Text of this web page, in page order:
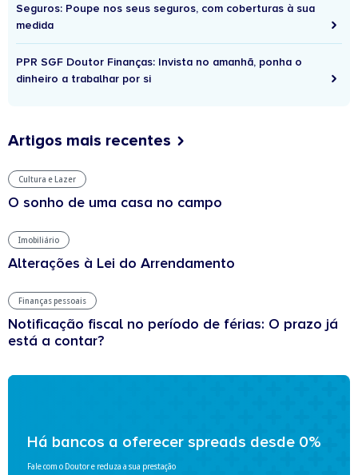
Seguros: Poupe nos seus seguros, com coberturas à sua
medida
PPR SGF Doutor Finanças: Invista no amanhã, ponha o
dinheiro a trabalhar por si
Artigos mais recentes
Cultura e Lazer
O sonho de uma casa no campo
Imobiliário
Alterações à Lei do Arrendamento
Finanças pessoais
Notificação fiscal no período de férias: O prazo já
está a contar?
Há bancos a oferecer spreads desde 0%
Fale com o Doutor e reduza a sua prestação